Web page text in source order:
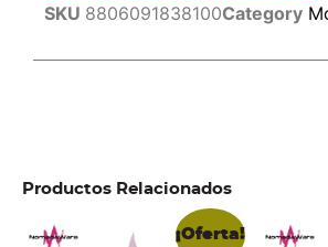
SKU 8806091838100Category
Productos Relacionados
¡Oferta!